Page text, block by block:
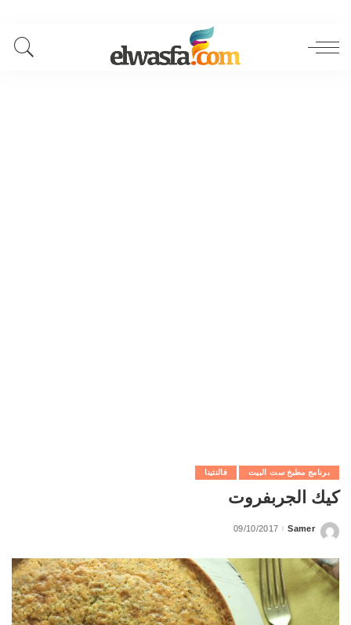
برنامج مطبخ ست البيت فالنتينا
كيك الجربفروت
Posted
Samer
09/10/2017